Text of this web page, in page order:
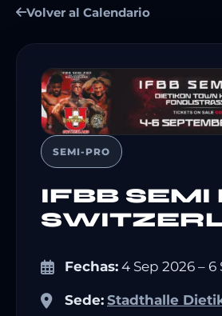
Volver al Calendario
SEMI-PRO
IFBB SEMI
Fechas: 4 Sep 2026 – 6
Sede: Stadthalle